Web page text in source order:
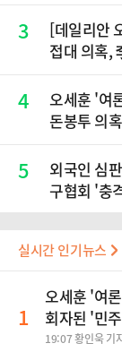
3
[데일리안
접대 의혹,
재점화, 김
4
오세훈 '여
돈봉투 의
5
외국인 심
구협회 '충
실시간 인기뉴스
1
오세훈 '여
회자된 '민
19:07 황인욱 기